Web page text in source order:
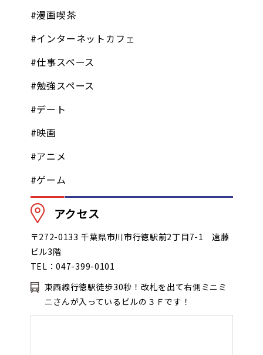
#漫画喫茶
#インターネットカフェ
#仕事スペース
#勉強スペース
#デート
#映画
#アニメ
#ゲーム
アクセス
〒272-0133 千葉県市川市行徳駅前2丁目7-1 遠藤
ビル3階
TEL：047-399-0101
東西線行徳駅徒歩30秒！改札を出て右側ミニミ
ニさんが入っているビルの３Ｆです！